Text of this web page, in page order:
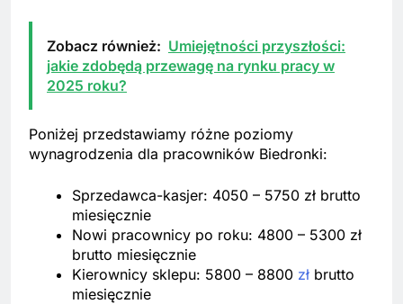
Zobacz również: Umiejętności przyszłości:
jakie zdobędą przewagę na rynku pracy w
2025 roku?
Poniżej przedstawiamy różne poziomy
wynagrodzenia dla pracowników Biedronki:
Sprzedawca-kasjer: 4050 – 5750 zł brutto
miesięcznie
Nowi pracownicy po roku: 4800 – 5300 zł
brutto miesięcznie
Kierownicy sklepu: 5800 – 8800 zł brutto
miesięcznie